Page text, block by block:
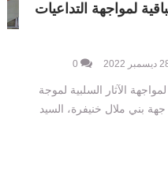
لمواجهة التداعيات
0
الآثار السلبية لموجة
بني ملال خنيفرة، السيد